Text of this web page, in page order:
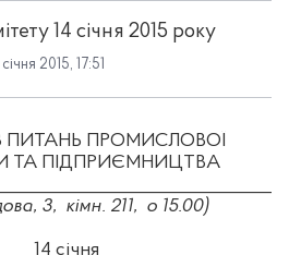
14 січня 2015 року
січня 2015, 17:51
ПИТАНЬ ПРОМИСЛОВОЇ
ТА ПІДПРИЄМНИЦТВА
3, кімн. 211, о15.00)
14 січня